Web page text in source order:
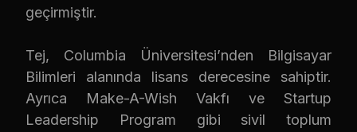
geçirmiştir.
Tej, Columbia Üniversitesi’nden Bilgisayar
Bilimleri alanında lisans derecesine sahiptir.
Ayrıca Make-A-Wish Vakfı ve Startup
Leadership Program gibi sivil toplum